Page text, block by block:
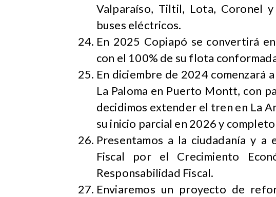
Valparaíso, Tiltil, Lota, Coronel
buses eléctricos.
En 2025 Copiapó se convertirá
con el 100% de su flota
En diciembre de 2024 comenzará
La Paloma en Puerto Montt, con
decidimos extender el tren en La
su inicio parcial en 2026 y
Presentamos a la ciudadanía y a
Fiscal por el Crecimiento
Responsabilidad Fiscal.
Enviaremos un proyecto de